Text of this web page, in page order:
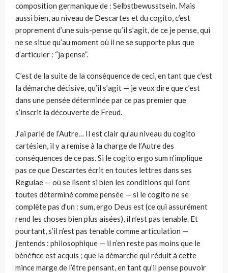
composition germanique de : Selbstbewusstsein. Mais
aussi bien, au niveau de Descartes et du cogito, c’est
proprement d’une suis-pense qu’il s’agit, de ce je pense, qui
ne se situe qu’au moment où il ne se supporte plus que
d’articuler : “ja pense”.
C’est de la suite de la conséquence de ceci, en tant que c’est
la démarche décisive, qu’il s’agit — je veux dire que c’est
dans une pensée déterminée par ce pas premier que
s’inscrit la découverte de Freud.
J’ai parlé de l’Autre… Il est clair qu’au niveau du cogito
cartésien, il y a remise à la charge de l’Autre des
conséquences de ce pas. Si le cogito ergo sum n’implique
pas ce que Descartes écrit en toutes lettres dans ses
Regulae — où se lisent si bien les conditions qui l’ont
toutes déterminé comme pensée — si le cogito ne se
complète pas d’un : sum, ergo Deus est (ce qui assurément
rend les choses bien plus aisées), il n’est pas tenable. Et
pourtant, s’il n’est pas tenable comme articulation —
j’entends : philosophique — il n’en reste pas moins que le
bénéfice est acquis ; que la démarche qui réduit à cette
mince marge de l’être pensant, en tant qu’il pense pouvoir